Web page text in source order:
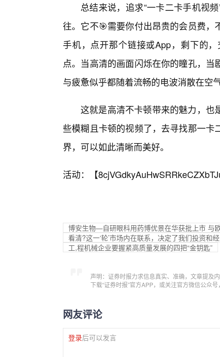
总结来说，追求“一卡二卡手机视
往。它不🎯需要你付出昂贵的会员费
手机，点开那个链接或App，剩下的
点。当高清的画面闪烁在你的瞳孔，
与疲惫似乎都随着流畅的电波消散在空
这就是高清不卡顿带来的魅力，也
些模糊且卡顿的视频了，去寻找那一
界，可以如此清晰而美好。
活动：【
博安生物—自研眼科用药博优景在华获批上市 与
看清?这一‘轮’市场内在联系，决定了我们投资和
工,程机械企业要握紧高质量发展的四把“金钥匙”
声明：证券时报力求信息真实、准确，文章提及
下载“证券时报”官方APP，或关注官方微信公众
网友评论
登录后可以发言